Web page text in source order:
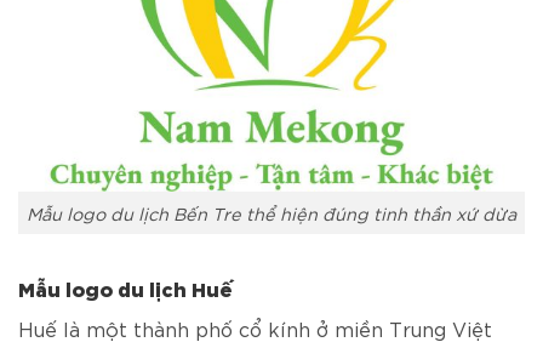
Mẫu logo du lịch Bến Tre thể hiện đúng tinh thần xứ dừa
Mẫu logo du lịch Huế
Huế là một thành phố cổ kính ở miền Trung Việt